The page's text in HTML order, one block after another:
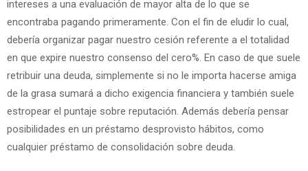
intereses a una evaluación de mayor alta de lo que se
encontraba pagando primeramente. Con el fin de eludir lo cual,
debería organizar pagar nuestro cesión referente a el totalidad
en que expire nuestro consenso del cero%. En caso de que suele
retribuir una deuda, simplemente si no le importa hacerse amiga
de la grasa sumará a dicho exigencia financiera y también suele
estropear el puntaje sobre reputación. Además debería pensar
posibilidades en un préstamo desprovisto hábitos, como
cualquier préstamo de consolidación sobre deuda.